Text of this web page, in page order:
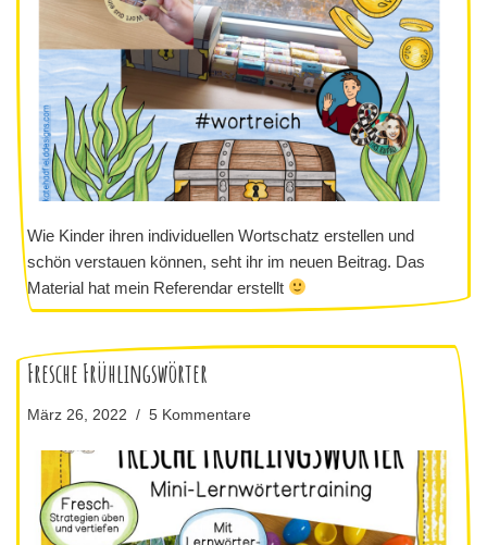
Wie Kinder ihren individuellen Wortschatz erstellen und
schön verstauen können, seht ihr im neuen Beitrag. Das
Material hat mein Referendar erstellt
Fresche Frühlingswörter
März 26, 2022 5 Kommentare